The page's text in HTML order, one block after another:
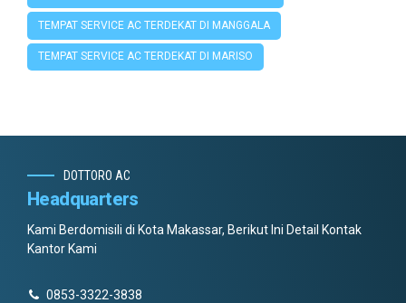
TEMPAT SERVICE AC TERDEKAT DI MANGGALA
TEMPAT SERVICE AC TERDEKAT DI MARISO
DOTTORO AC
Headquarters
Kami Berdomisili di Kota Makassar, Berikut Ini Detail Kontak
Kantor Kami
0853-3322-3838